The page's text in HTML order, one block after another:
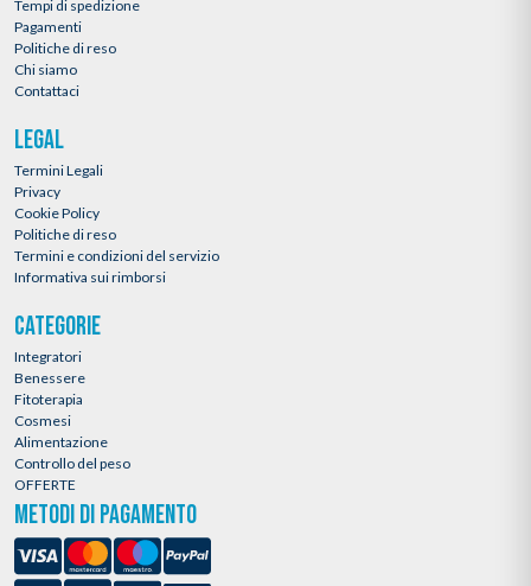
Tempi di spedizione
Pagamenti
Politiche di reso
Chi siamo
Contattaci
LEGAL
Termini Legali
Privacy
Cookie Policy
Politiche di reso
Termini e condizioni del servizio
Informativa sui rimborsi
CATEGORIE
Integratori
Benessere
Fitoterapia
Cosmesi
Alimentazione
Controllo del peso
OFFERTE
METODI DI PAGAMENTO